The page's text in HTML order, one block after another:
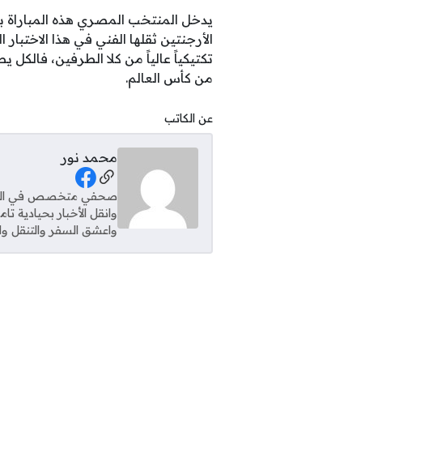
يدخل المنتخب المصري هذه
الأرجنتين ثقلها الفني في هذا
تكتيكياً عالياً من كلا الطرفين،
من كأس العالم.
عن الكاتب
محمد نور
Social Links
وانقل الأخبار
واعشق السفر والتنقل